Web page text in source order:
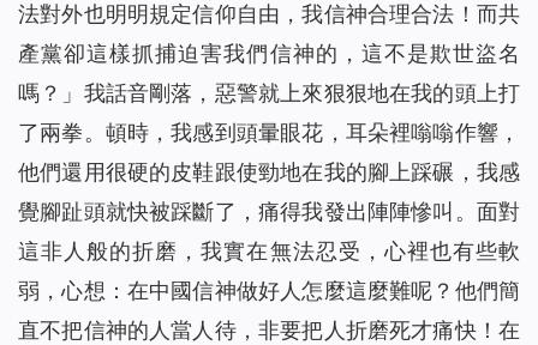
法對外也明明規定信仰自由，我信神合理合法！而共
產黨卻這樣抓捕迫害我們信神的，這不是欺世盜名
嗎？」我話音剛落，惡警就上來狠狠地在我的頭上打
了兩拳。頓時，我感到頭暈眼花，耳朵裡嗡嗡作響，
他們還用很硬的皮鞋跟使勁地在我的腳上踩碾，我感
覺腳趾頭就快被踩斷了，痛得我發出陣陣慘叫。面對
這非人般的折磨，我實在無法忍受，心裡也有些軟
弱，心想：在中國信神做好人怎麼這麼難呢？他們簡
直不把信神的人當人待，非要把人折磨死才痛快！在